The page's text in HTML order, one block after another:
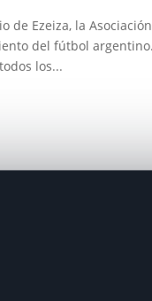
de Ezeiza, la
del fútbol
los...